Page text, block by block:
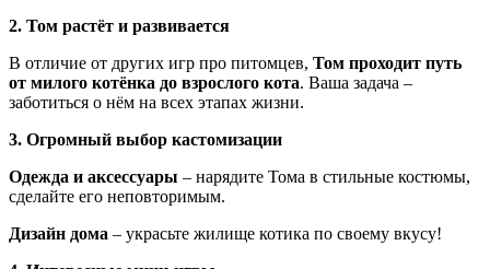
2. Том растёт и развивается
В отличие от других игр про питомцев, Том проходит путь
от милого котёнка до взрослого кота. Ваша задача –
заботиться о нём на всех этапах жизни.
3. Огромный выбор кастомизации
Одежда и аксессуары – нарядите Тома в стильные костюмы,
сделайте его неповторимым.
Дизайн дома – украсьте жилище котика по своему вкусу!